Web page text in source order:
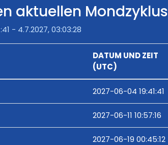
aktuellen Mondzyklus
- 4.7.2027, 03:03:28
DATUM UND ZEIT
(UTC)
2027-06-04 19:41:41
2027-06-11 10:57:16
2027-06-19 00:45:12